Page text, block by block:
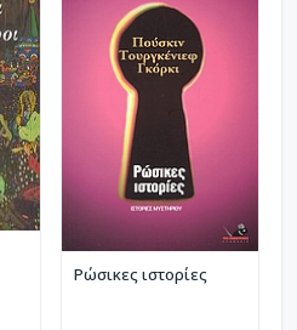
Ρώσικες ιστορίες